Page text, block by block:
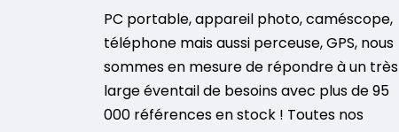
PC portable, appareil photo, caméscope,
téléphone mais aussi perceuse, GPS, nous
sommes en mesure de répondre à un très
large éventail de besoins avec plus de 95
000 références en stock ! Toutes nos